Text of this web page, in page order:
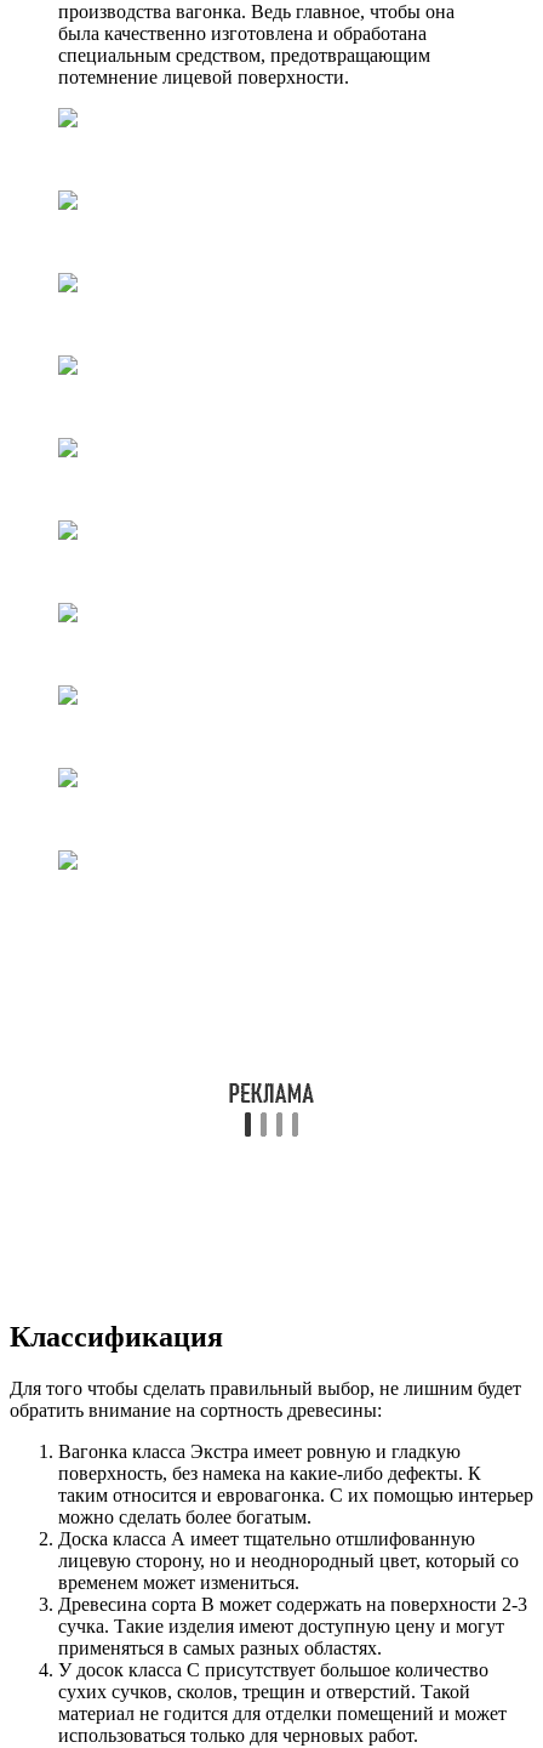
производства вагонка. Ведь главное, чтобы она
была качественно изготовлена и обработана
специальным средством, предотвращающим
потемнение лицевой поверхности.
Классификация
Для того чтобы сделать правильный выбор, не лишним будет
обратить внимание на сортность древесины:
Вагонка класса Экстра имеет ровную и гладкую
поверхность, без намека на какие-либо дефекты. К
таким относится и евровагонка. С их помощью интерьер
можно сделать более богатым.
Доска класса А имеет тщательно отшлифованную
лицевую сторону, но и неоднородный цвет, который со
временем может измениться.
Древесина сорта B может содержать на поверхности 2-3
сучка. Такие изделия имеют доступную цену и могут
применяться в самых разных областях.
У досок класса C присутствует большое количество
сухих сучков, сколов, трещин и отверстий. Такой
материал не годится для отделки помещений и может
использоваться только для черновых работ.